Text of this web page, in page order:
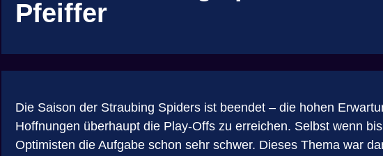
Pfeiffer
Die Saison der Straubing Spiders ist beendet – die hohen
Hoffnungen überhaupt die Play-Offs zu erreichen. Selbst wenn
Optimisten die Aufgabe schon sehr schwer. Dieses Thema war